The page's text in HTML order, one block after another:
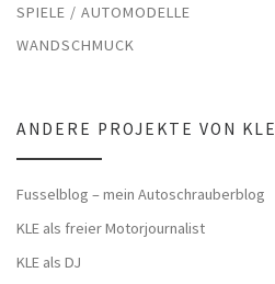
SPIELE / AUTOMODELLE
WANDSCHMUCK
ANDERE PROJEKTE VON KLE
Fusselblog – mein Autoschrauberblog
KLE als freier Motorjournalist
KLE als DJ